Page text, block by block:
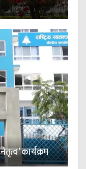
कार्यक्रम